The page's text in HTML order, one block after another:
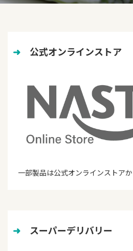
➜ 公式オンラインストア
一部製品は公式オンラインストア
➜ スーパーデリバリー